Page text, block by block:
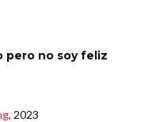
pero no soy feliz
, 2023